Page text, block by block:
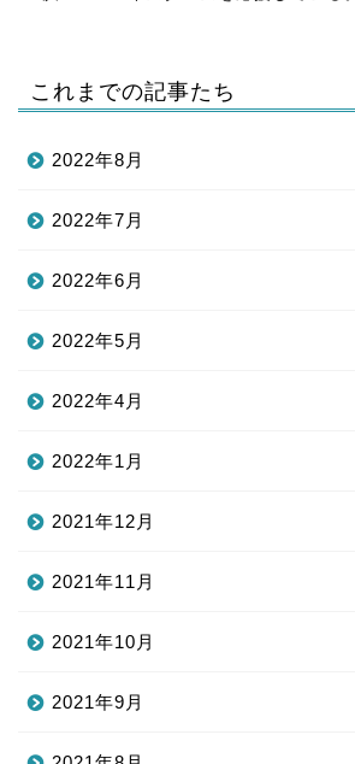
これまでの記事たち
2022年8月
2022年7月
2022年6月
2022年5月
2022年4月
2022年1月
2021年12月
2021年11月
2021年10月
2021年9月